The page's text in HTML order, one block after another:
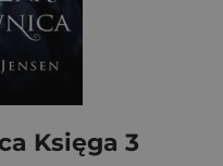
Księga 3